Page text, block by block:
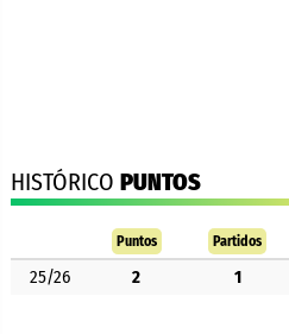
HISTÓRICO PUNTOS
Puntos Partidos
25/26 2 1